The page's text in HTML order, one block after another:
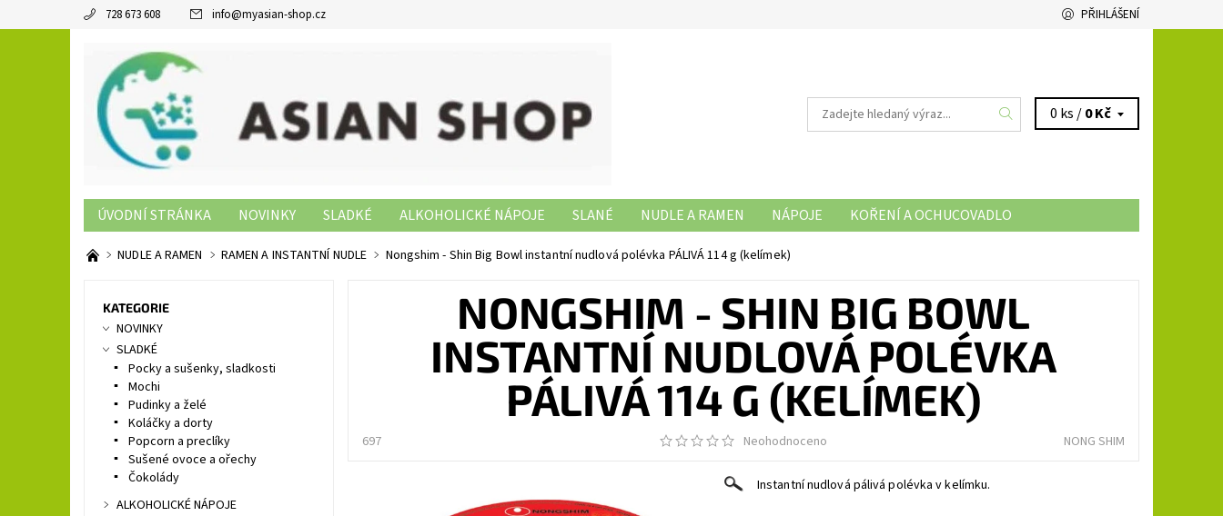
728 673 608 info@myasian-shop.cz PŘIHLÁŠENÍ
0 ks /0 Kč
ÚVODNÍ STRÁNKA NOVINKY SLADKÉ ALKOHOLICKÉ NÁPOJE SLANÉ NUDLE A RAMEN NÁPOJE
KOŘENÍ A OCHUCOVADLO
SUSHI PRODUKTY
NON-FOOD KONTAKTY NAŠE PRODEJNY
NUDLE A RAMEN RAMEN A INSTANTNÍ NUDLE Nongshim - Shin Big Bowl instantní nudlová polévka PÁLIVÁ 114 g (kelímek)
NONGSHIM - SHIN BIG BOWL
INSTANTNÍ NUDLOVÁ POLÉVKA
PÁLIVÁ 114 G (KELÍMEK)
697 Neohodnoceno NONG SHIM
Instantní nudlová pálivá polévka v kelímku.
KATEGORIE
NOVINKY
SLADKÉ
Pocky a sušenky, sladkosti
Mochi
Pudinky a želé
Koláčky a dorty
Popcorn a preclíky
Sušené ovoce a ořechy
Čokolády
ALKOHOLICKÉ NÁPOJE